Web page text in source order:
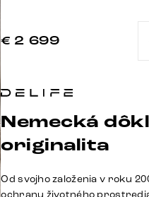
€ 2 699
Nemecká
originalita
Od svojho založenia v roku
ochranu životného